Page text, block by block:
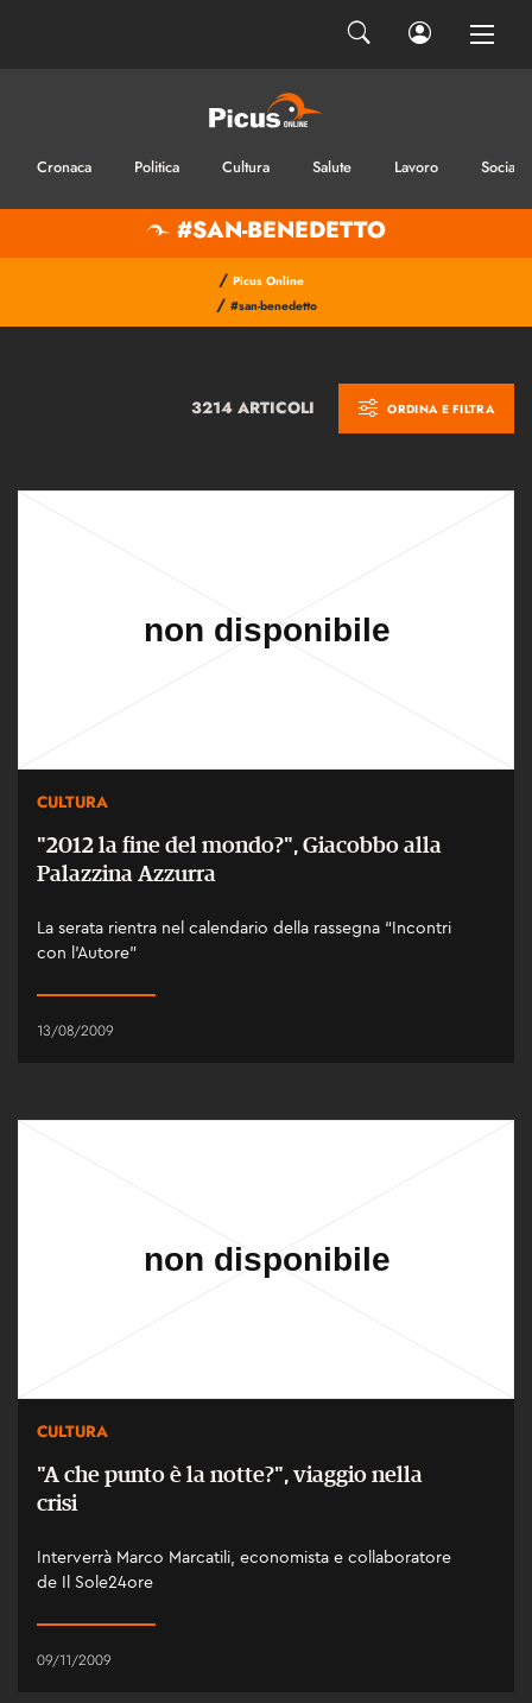
Cronaca Politica Cultura Salute Lavoro Sociale
#SAN-BENEDETTO
/ Picus Online
/ #san-benedetto
3214 ARTICOLI ORDINA E FILTRA
CULTURA
"2012 la fine del mondo?", Giacobbo alla
Palazzina Azzurra
La serata rientra nel calendario della rassegna “Incontri
con l’Autore”
13/08/2009
CULTURA
"A che punto è la notte?", viaggio nella
crisi
Interverrà Marco Marcatili, economista e collaboratore
de Il Sole24ore
09/11/2009